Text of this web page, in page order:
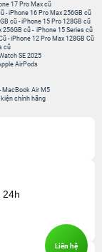
17 Pro Max cũ
- iPhone 16 Pro Max 256GB cũ
cũ-iPhone 15 Pro 128GB cũ
256GB cũ- iPhone 15 Series cũ
-iPhone 12 Pro Max 128GB Cũ
cũ
SE 2025
AirPods
MacBook Air M5
kiện chính hãng
24h
Liên hệ